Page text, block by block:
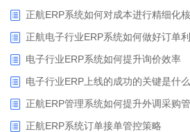
正航ERP系统如何对成本进行精细化
正航电子行业ERP系统如何做好订单
电子行业ERP系统如何提升询价效率
电子行业ERP上线的成功的关键是什么
正航ERP管理系统如何提升外调采购
正航ERP系统订单接单管控策略